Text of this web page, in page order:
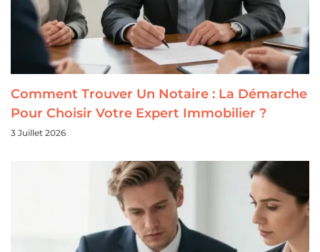
Comment Trouver Un Notaire : La Démarche
Pour Choisir Votre Expert Immobilier ?
3 Juillet 2026